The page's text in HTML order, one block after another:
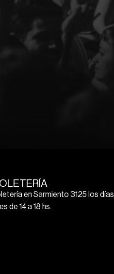
en Sarmiento 3125 los días
de 14 a 18 hs.